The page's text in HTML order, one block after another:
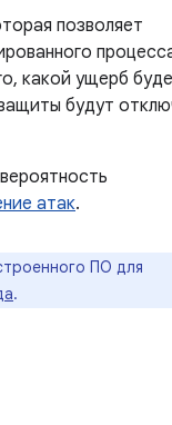
позволяет
какой ущерб
будут
атак.
ПО для
.